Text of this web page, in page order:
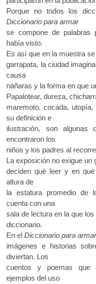
Porque no todos los
Diccionario para armar
se compone de palabras
había visto.
Es así que en la muestra
garrapata, la ciudad
causa
náñaras y la forma en que
Papalotear, dureza,
maremoto, cocada,
su definición e
ilustración, son
encontraron los
niños y los padres al
La exposición no exigue un
deciden qué leer y en
altura de
la estatura promedio de
cuenta con una
sala de lectura en la que
diccionario.
En el Diccionario para
imágenes e historias
diviertan. Los
cuentos y poemas que
ejemplos del uso